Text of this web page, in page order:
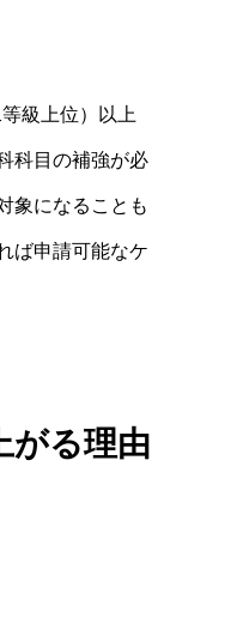
級上位）以上
科目の補強が必
象になることも
ば申請可能なケ
がる理由